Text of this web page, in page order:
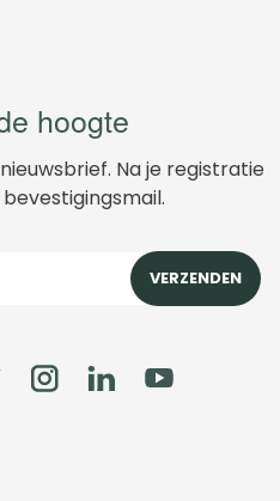
hoogte
Na je registratie